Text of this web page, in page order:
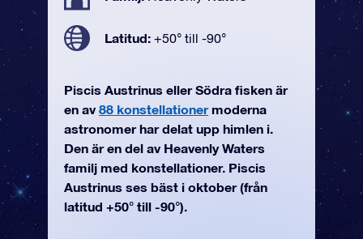
Latitud: +50° till -90°
Piscis Austrinus eller Södra fisken är
en av 88 konstellationermoderna
astronomer har delat upp himlen i.
Den är en del av Heavenly Waters
familj med konstellationer. Piscis
Austrinus ses bäst i oktober (från
latitud +50° till -90°).